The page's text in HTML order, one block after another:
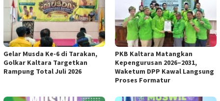
Gelar Musda Ke-6 di Tarakan,
Golkar Kaltara Targetkan
Rampung Total Juli 2026
PKB Kaltara Matangkan
Kepengurusan 2026–2031,
Waketum DPP Kawal Langsung
Proses Formatur